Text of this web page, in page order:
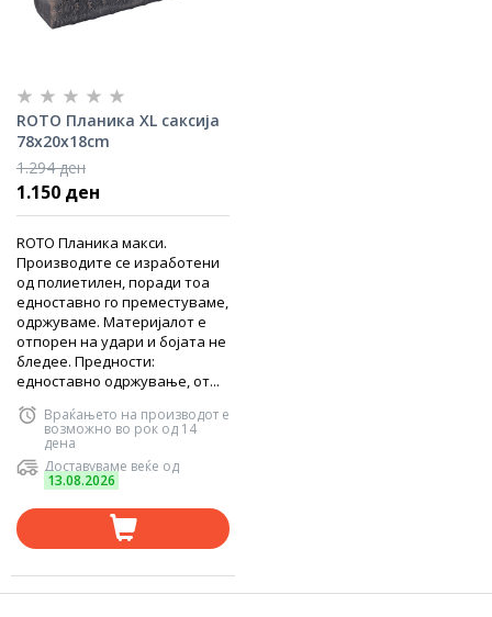
ROTO Планика XL саксија
78x20x18cm
1.294 ден
1.150 ден
ROTO Планика макси.
Производите се изработени
од полиетилен, поради тоа
едноставно го преместуваме,
одржуваме. Материјалот е
отпорен на удари и бојата не
бледее. Предности:
едноставно одржување, от...
Враќањето на производот е
возможно во рок од 14
дена
Доставуваме веќе од
13.08.2026